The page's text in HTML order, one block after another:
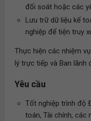
đối soát hoặc các
Lưu trữ dữ liệu kế
nghiệp để tiện truy
Thực hiện các nhiệm
lý trực tiếp và Ban lãnh
Yêu cầu
Tốt nghiệp trình độ
toán, Tài chính, các